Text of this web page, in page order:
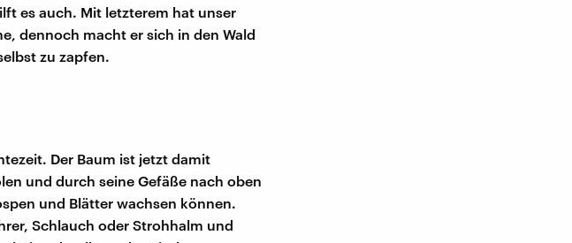
es auch. Mit letzterem hat unser
dennoch macht er sich in den Wald
zu zapfen.
Der Baum ist jetzt damit
und durch seine Gefäße nach oben
und Blätter wachsen können.
Schlauch oder Strohhalm und